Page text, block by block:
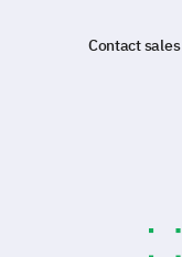
Contact sales